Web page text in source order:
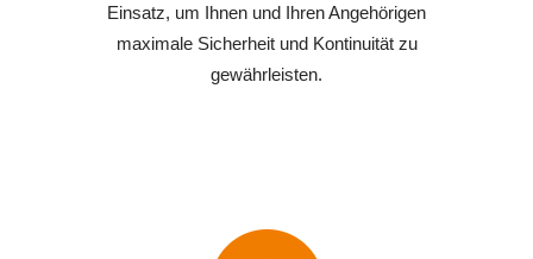
Einsatz, um Ihnen und Ihren Angehörigen
maximale Sicherheit und Kontinuität zu
gewährleisten.